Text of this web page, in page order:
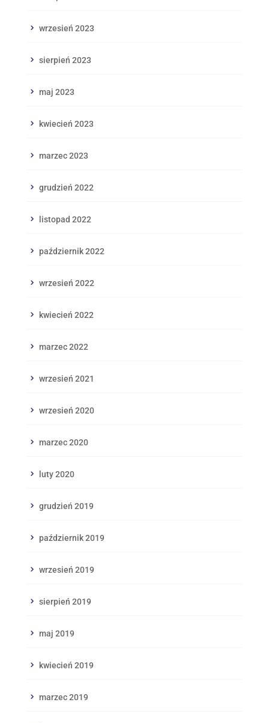
wrzesień 2023
sierpień 2023
maj 2023
kwiecień 2023
marzec 2023
grudzień 2022
listopad 2022
październik 2022
wrzesień 2022
kwiecień 2022
marzec 2022
wrzesień 2021
wrzesień 2020
marzec 2020
luty 2020
grudzień 2019
październik 2019
wrzesień 2019
sierpień 2019
maj 2019
kwiecień 2019
marzec 2019